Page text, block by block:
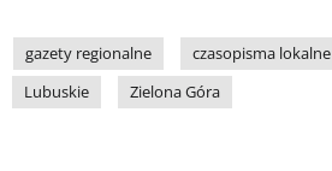
gazety regionalne czasopisma lokalne
Lubuskie Zielona Góra